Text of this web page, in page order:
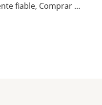
fiable, Comprar …